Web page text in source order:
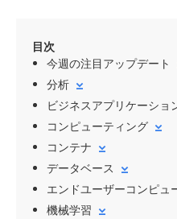
目次
今週の注目アップデート
分析
ビジネスアプリケーショ
コンピューティング
コンテナ
データベース
エンドユーザーコンピュ
機械学習